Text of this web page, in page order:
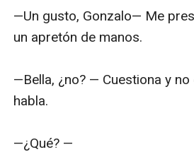
—Un gusto, Gonzalo— Me
un apretón de manos.
—Bella, ¿no? — Cuestiona y
habla.
—¿Qué? —